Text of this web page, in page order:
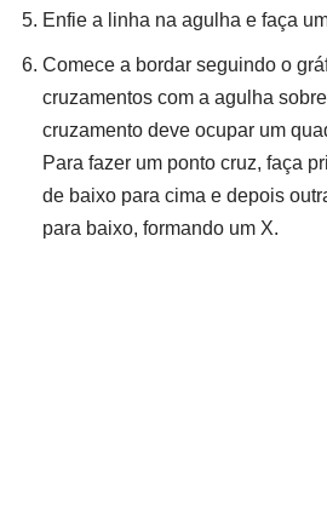
Enfie a linha na agulha e faça
Comece a bordar seguindo o
cruzamentos com a agulha
cruzamento deve ocupar um
Para fazer um ponto cruz, faça
de baixo para cima e depois
para baixo, formando um X.